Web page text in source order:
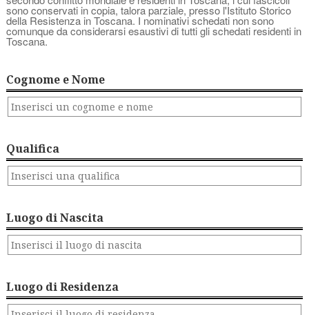
sono conservati in copia, talora parziale, presso l'Istituto Storico
della Resistenza in Toscana. I nominativi schedati non sono
comunque da considerarsi esaustivi di tutti gli schedati residenti in
Toscana.
Cognome e Nome
Qualifica
Luogo di Nascita
Luogo di Residenza